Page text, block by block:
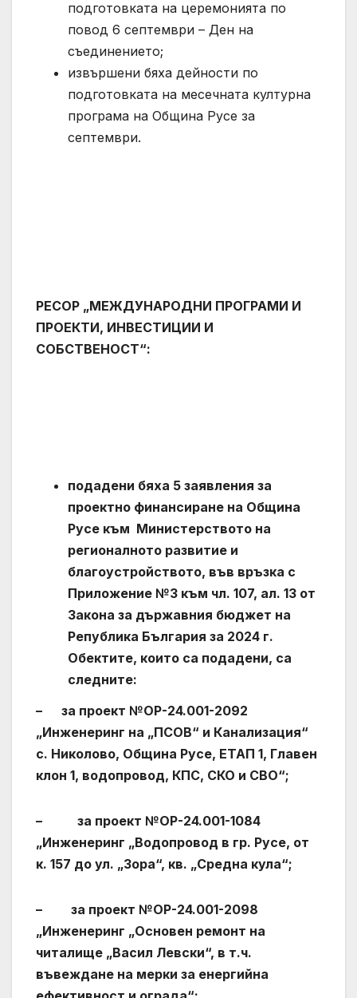
подготовката на церемонията по
повод 6 септември – Ден на
съединението;
извършени бяха дейности по
подготовката на месечната културна
програма на Община Русе за
септември.
РЕСОР „МЕЖДУНАРОДНИ ПРОГРАМИ И
ПРОЕКТИ, ИНВЕСТИЦИИ И
СОБСТВЕНОСТ“:
подадени бяха 5 заявления за
проектно финансиране на Община
Русе към Министерството на
регионалното развитие и
благоустройството, във връзка с
Приложение №3 към чл. 107, ал. 13 от
Закона за държавния бюджет на
Република България за 2024 г.
Обектите, които са подадени, са
следните:
– за проект №OP-24.001-2092
„Инженеринг на „ПСОВ“ и Канализация“
с. Николово, Община Русе, ЕТАП 1, Главен
клон 1, водопровод, КПС, СКО и СВО“;
– за проект №ОР-24.001-1084
„Инженеринг „Водопровод в гр. Русе, от
к. 157 до ул. „Зора“, кв. „Средна кула“;
– за проект №OP-24.001-2098
„Инженеринг „Основен ремонт на
читалище „Васил Левски“, в т.ч.
въвеждане на мерки за енергийна